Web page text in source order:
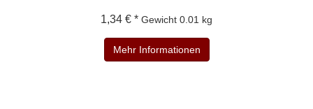
1,34 € * Gewicht 0.01 kg
Mehr Informationen